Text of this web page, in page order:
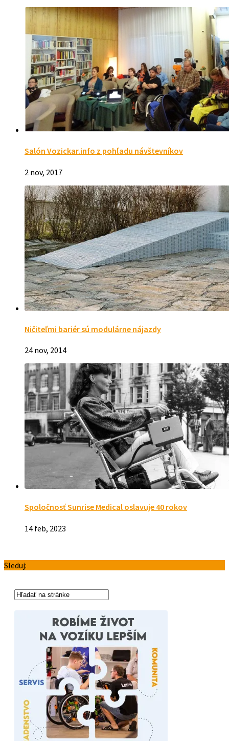
Salón Vozickar.info z pohľadu návštevníkov
2 nov, 2017
Ničiteľmi bariér sú modulárne nájazdy
24 nov, 2014
Spoločnosť Sunrise Medical oslavuje 40 rokov
14 feb, 2023
Sleduj: